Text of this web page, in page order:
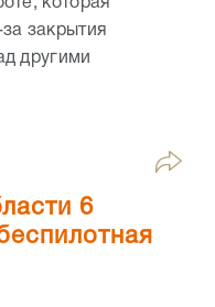
которая
закрытия
другими
6